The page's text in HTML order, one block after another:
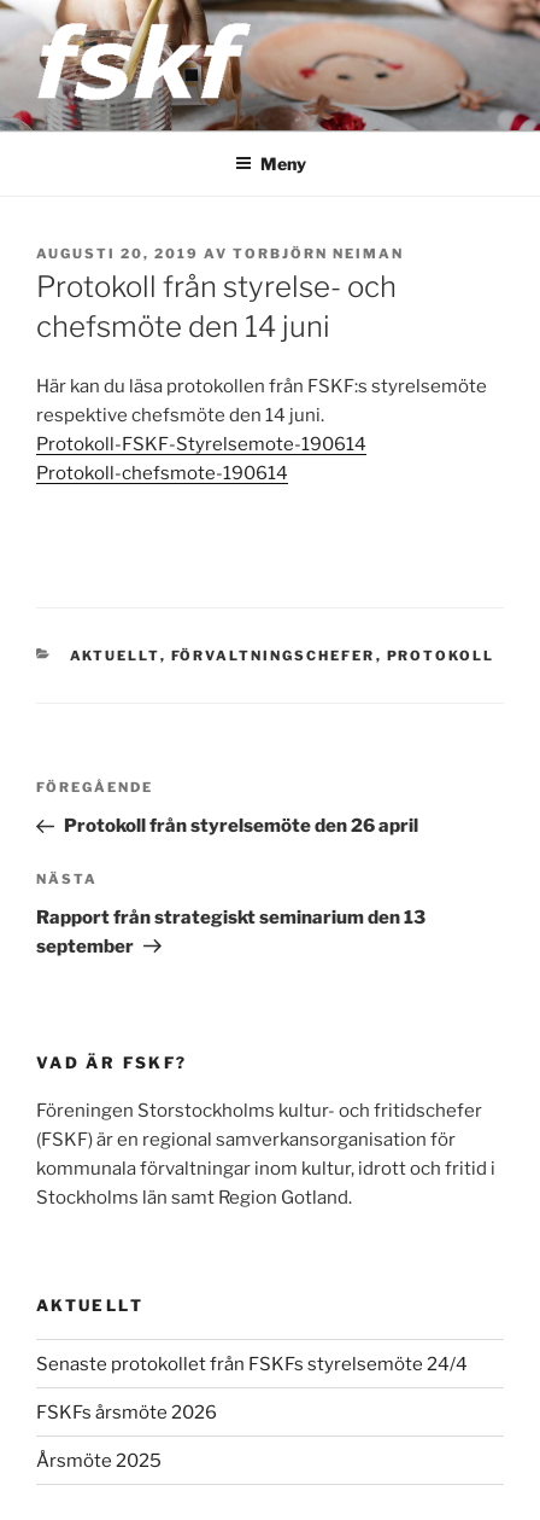
Hoppa
innehåll
FSKF
Föreningen Storstockholms kultur- och fritidschefer
Meny
PUBLICERAT
AUGUSTI 20, 2019 AV TORBJÖRN NEIMAN
Protokoll från styrelse- och
chefsmöte den 14 juni
Här kan du läsa protokollen från FSKF:s styrelsemöte
respektive chefsmöte den 14 juni.
Protokoll-FSKF-Styrelsemote-190614
Protokoll-chefsmote-190614
KATEGORIER
AKTUELLT, FÖRVALTNINGSCHEFER , PROTOKOLL
Inläggsnavigering
Föregående
inlägg
FÖREGÅENDE
Protokoll från styrelsemöte den 26 april
Nästa
inlägg
NÄSTA
Rapport från strategiskt seminarium den 13
september
VAD ÄR FSKF?
Föreningen Storstockholms kultur- och fritidschefer
(FSKF) är en regional samverkansorganisation för
kommunala förvaltningar inom kultur, idrott och fritid i
Stockholms län samt Region Gotland.
AKTUELLT
Senaste protokollet från FSKFs styrelsemöte 24/4
FSKFs årsmöte 2026
Årsmöte 2025